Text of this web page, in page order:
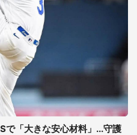
で「大きな安心材料」...守護